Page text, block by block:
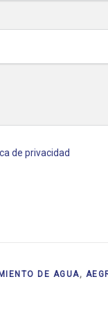
de privacidad
DE AGUA,